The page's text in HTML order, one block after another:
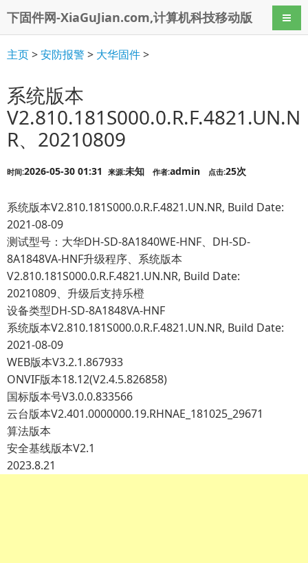
下固件网-XiaGuJian.com,计算机科技移动版 导航
主页>安防报警> 大华固件>
系统版本
V2.810.181S000.0.R.F.4821.UN.N
R、20210809
时间:2026-05-30 01:31 来源:未知 作者:admin 点击:25次
系统版本V2.810.181S000.0.R.F.4821.UN.NR, Build Date:
2021-08-09
测试型号：大华DH-SD-8A1840WE-HNF、DH-SD-
8A1848VA-HNF升级程序、系统版本
V2.810.181S000.0.R.F.4821.UN.NR, Build Date:
20210809、升级后支持乐橙
设备类型DH-SD-8A1848VA-HNF
系统版本V2.810.181S000.0.R.F.4821.UN.NR, Build Date:
2021-08-09
WEB版本V3.2.1.867933
ONVIF版本18.12(V2.4.5.826858)
国标版本号V3.0.0.833566
云台版本V2.401.0000000.19.RHNAE_181025_29671
算法版本
安全基线版本V2.1
2023.8.21